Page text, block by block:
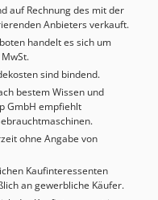
auf Rechnung des mit der
Anbieters verkauft.
handelt es sich um
sind bindend.
bestem Wissen und
GmbH empfiehlt
ohne Angabe von
Kaufinteressenten
an gewerbliche Käufer.